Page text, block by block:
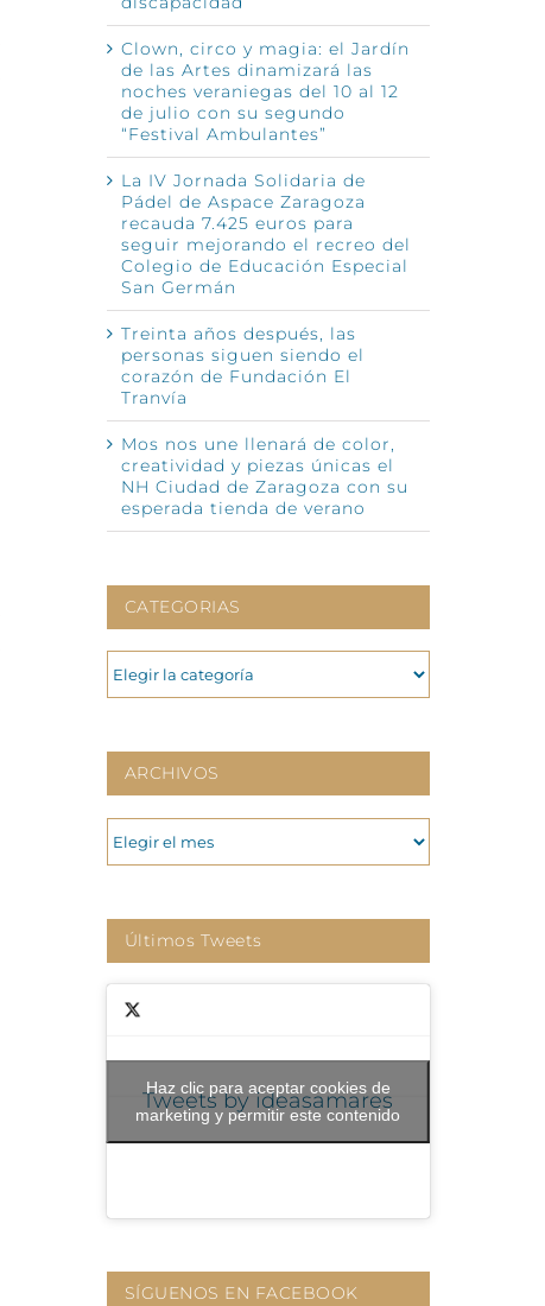
Clown, circo y magia: el Jardín
de las Artes dinamizará las
noches veraniegas del 10 al 12
de julio con su segundo
“Festival Ambulantes”
La IV Jornada Solidaria de
Pádel de Aspace Zaragoza
recauda 7.425 euros para
seguir mejorando el recreo del
Colegio de Educación Especial
San Germán
Treinta años después, las
personas siguen siendo el
corazón de Fundación El
Tranvía
Mos nos une llenará de color,
creatividad y piezas únicas el
NH Ciudad de Zaragoza con su
esperada tienda de verano
CATEGORIAS
CATEGORIAS
ARCHIVOS
ARCHIVOS
Últimos Tweets
Tweets by ideasamares
Haz clic para aceptar cookies de
marketing y permitir este contenido
SÍGUENOS EN FACEBOOK